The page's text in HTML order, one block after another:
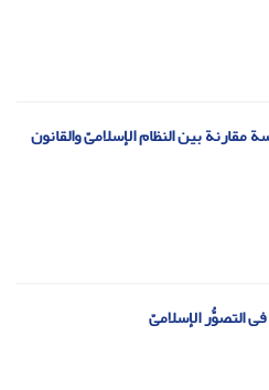
مقارنة بین النظام الإسلامیّ والقانون
التصوُّر الإسلامیّ